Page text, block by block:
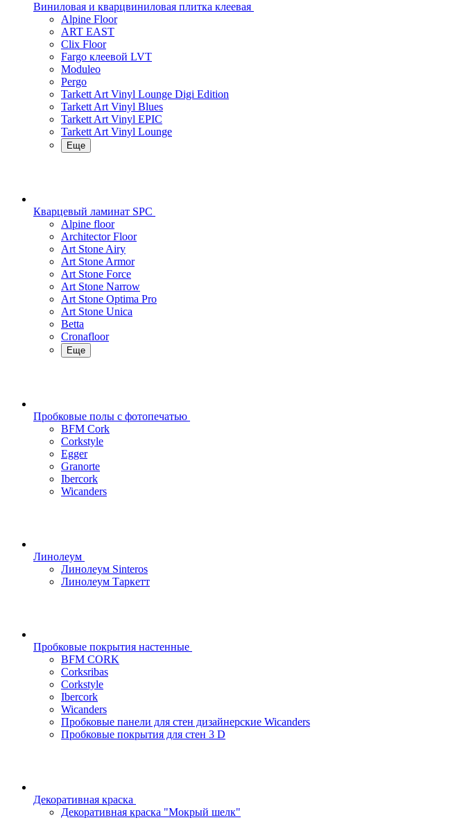
Виниловая и кварцвиниловая плитка клеевая
Alpine Floor
ART EAST
Clix Floor
Fargo клеевой LVT
Moduleo
Pergo
Tarkett Art Vinyl Lounge Digi Edition
Tarkett Art Vinyl Blues
Tarkett Art Vinyl EPIC
Tarkett Art Vinyl Lounge
Еще
Кварцевый ламинат SPC
Alpine floor
Architector Floor
Art Stone Airy
Art Stone Armor
Art Stone Force
Art Stone Narrow
Art Stone Optima Pro
Art Stone Unica
Betta
Cronafloor
Еще
Пробковые полы с фотопечатью
BFM Cork
Corkstyle
Egger
Granorte
Ibercork
Wicanders
Линолеум
Линолеум Sinteros
Линолеум Таркетт
Пробковые покрытия настенные
BFM CORK
Corksribas
Corkstyle
Ibercork
Wicanders
Пробковые панели для стен дизайнерские Wicanders
Пробковые покрытия для стен 3 D
Декоративная краска
Декоративная краска "Мокрый шелк"